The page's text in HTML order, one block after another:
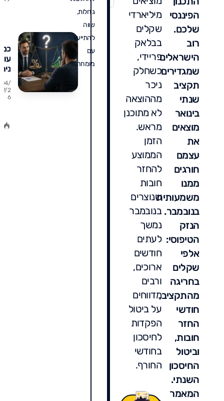
הפיננסי
שלכם.
רוב
הישראלים
שמגדירים
תקציב
שנתי
בינואר
מוצאים
את
עצמם
חורגים
ממנו
משמעותית
בנובמבר.
הנזק
הטיפוסי:
אלפי
שקלים
בחריגה
מהתקציב,
חודשי
החזר
חובות,
וביטול
החיסכון
השנתי.
המאמר
מיליארדי
שקלים
בבלאק
פריידי,
כשחלק
ניכר
מההוצאה
לא מתוכנן
מראש.
הזמן
הממוצע
להחזר
חובות
שנוצרים
בנובמבר
נמשך
לעתים
חודשים
ארוכים,
ורבים
מדווחים
על ביטול
הפקדות
לחיסכון
בחודשי
החורף.
גדולות,
שווה
להתייעץ
עם
מומחה.
04/
2
6